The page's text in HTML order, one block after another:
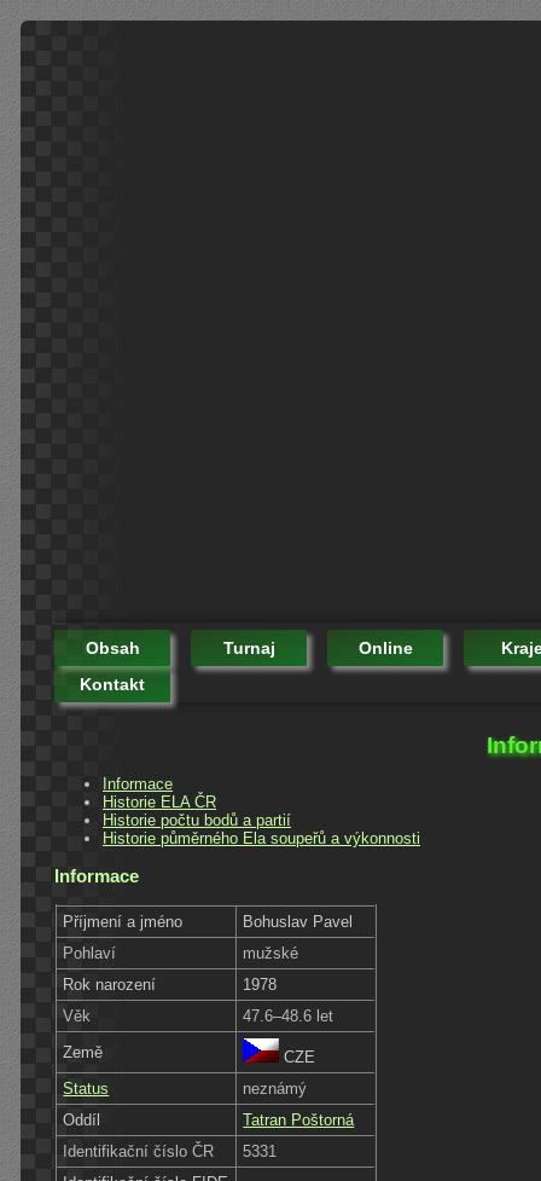
Obsah Turnaj Online
Kontakt
Informace
Historie ELA ČR
Historie počtu bodů a partií
Historie půměrného Ela soupeřů a výkonnosti
Informace
Příjmení a jméno
Bohuslav Pavel
Pohlaví
mužské
Rok narození
1978
Věk
47.6–48.6 let
Země
CZE
Status
neznámý
Oddíl
Tatran Poštorná
Identifikační číslo ČR
5331